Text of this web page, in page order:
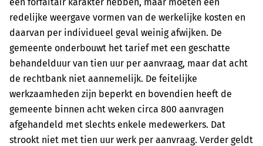
redelijke weergave vormen van de werkelijke kosten en
daarvan per individueel geval weinig afwijken. De
gemeente onderbouwt het tarief met een geschatte
behandelduur van tien uur per aanvraag, maar dat acht
de rechtbank niet aannemelijk. De feitelijke
werkzaamheden zijn beperkt en bovendien heeft de
gemeente binnen acht weken circa 800 aanvragen
afgehandeld met slechts enkele medewerkers. Dat
strookt niet met tien uur werk per aanvraag. Verder geldt